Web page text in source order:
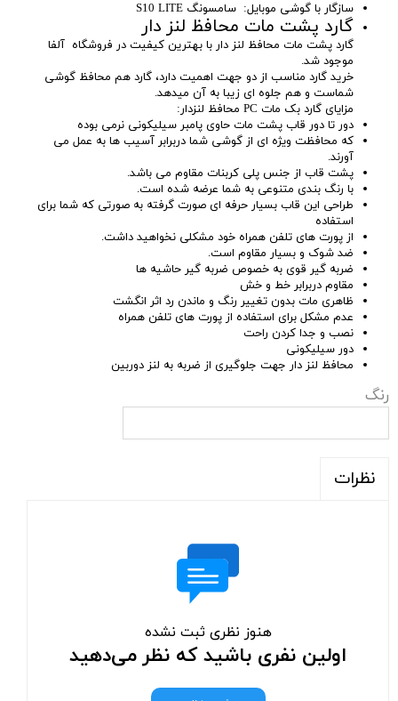
سازگار با گوشی موبایل: سامسونگ S10 LITE
گارد پشت مات محافظ لنز دار
گارد پشت مات محافظ لنز دار با بهترین کیفیت در فروشگاه آلفا
موجود شد.
خرید گارد مناسب از دو جهت اهمیت دارد، گارد هم محافظ گوشی
شماست و هم جلوه ای زیبا به آن میدهد.
مزایای گارد بک مات PC محافظ لنزدار:
دور تا دور قاب پشت مات حاوی پامبر سیلیکونی نرمی بوده
که محافظت ویژه ای از گوشی شما دربرابر آسیب ها به عمل می
آورند.
پشت قاب از جنس پلی کربنات مقاوم می باشد.
با رنگ بندی متنوعی به شما عرضه شده است.
طراحی این قاب بسیار حرفه ای صورت گرفته به صورتی که شما برای
استفاده
از پورت های تلفن همراه خود مشکلی نخواهید داشت.
ضد شوک و بسیار مقاوم است.
ضربه گیر قوی به خصوص ضربه گیر حاشیه ها
مقاوم دربرابر خط و خش
ظاهری مات بدون تغییر رنگ و ماندن رد اثر انگشت
عدم مشکل برای استفاده از پورت های تلفن همراه
نصب و جدا کردن راحت
دور سیلیکونی
محافظ لنز دار جهت جلوگیری از ضربه به لنز دوربین
رنگ
نظرات
هنوز نظری ثبت نشده
اولین نفری باشید که نظر می‌دهید